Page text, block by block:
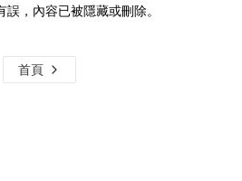
，內容已被隱藏或刪除。
首頁